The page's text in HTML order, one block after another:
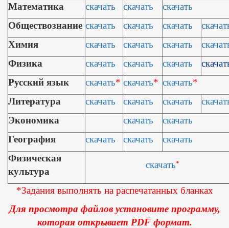
Математика
скачать скачать
скачать
Обществознание скачать скачать скачать
Химия
скачать скачать скачать
Физика
скачать скачать скачать
Русский язык
скачать* скачать* скачать*
Литература
скачать скачать скачать
Экономика
скачать
скачать
География
скачать скачать
скачать
Физическая
культура
скачать*
*Задания выполнять на распечатанных бланках
Для просмотра файлов установите программу,
которая открывает PDF формат.